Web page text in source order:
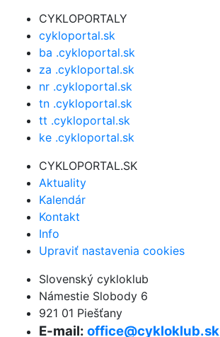
CYKLOPORTALY
cykloportal.sk
ba .cykloportal.sk
za .cykloportal.sk
nr .cykloportal.sk
tn .cykloportal.sk
tt .cykloportal.sk
ke .cykloportal.sk
CYKLOPORTAL.SK
Aktuality
Kalendár
Kontakt
Info
Upraviť nastavenia cookies
Slovenský cykloklub
Námestie Slobody 6
921 01 Piešťany
E-mail: office@cykloklub.sk